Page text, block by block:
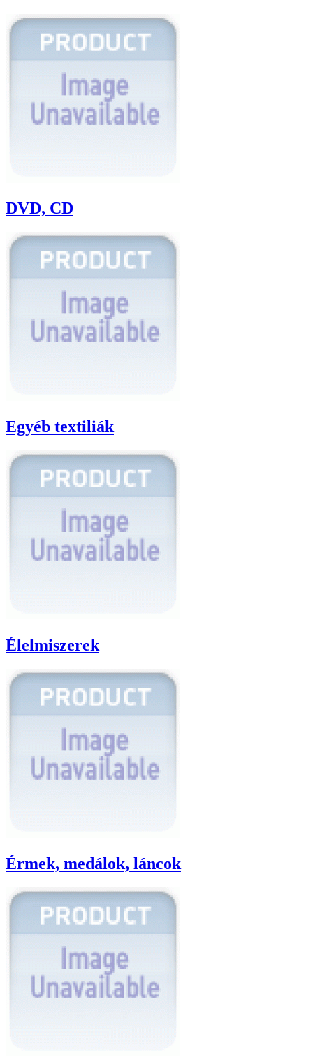
DVD, CD
Egyéb textiliák
Élelmiszerek
Érmek, medálok, láncok